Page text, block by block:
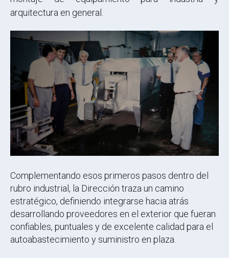
arquitectura en general.
Complementando esos primeros pasos dentro del
rubro industrial, la Dirección traza un camino
estratégico, definiendo integrarse hacia atrás
desarrollando proveedores en el exterior que fueran
confiables, puntuales y de excelente calidad para el
autoabastecimiento y suministro en plaza.